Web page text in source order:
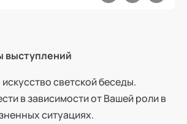
выступлений
светской беседы.
в зависимости от Вашей роли в
ситуациях.